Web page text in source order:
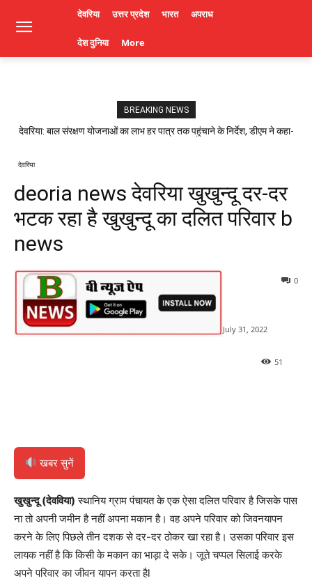
देवरिया उत्तर प्रदेश भारत अपराध
देश दुनिया More
BREAKING NEWS
देवरिया: बाल संरक्षण योजनाओं का लाभ हर पात्र तक पहुंचाने के निर्देश, डीएम ने कहा-
देवरिया
deoria news देवरिया खुखुन्दू दर-दर
भटक रहा है खुखुन्दू का दलित परिवार b
news
July 31, 2022
0
51
खबर सुनें
खुखुन्दू (देवविया) स्थानिय ग्राम पंचायत के एक ऐसा दलित परिवार है जिसके पास
ना तो अपनी जमीन है नहीं अपना मकान है। वह अपने परिवार को जिवनयापन
करने के लिए पिछले तीन दशक से दर-दर ठोकर खा रहा है। उसका परिवार इस
लायक नहीं है कि किसी के मकान का भाड़ा दे सके। जूते चप्पल सिलाई करके
अपने परिवार का जीवन यापन करता हैl